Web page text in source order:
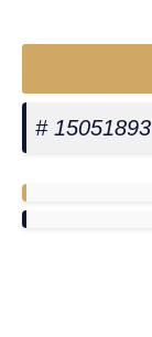
# 15051893